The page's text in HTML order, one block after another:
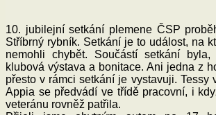
10. jubilejní setkání plemene ČSP
Stříbrný rybník. Setkání je to událost, na
nemohli chybět. Součástí setkání byla,
klubová výstava a bonitace. Ani jedna z
přesto v rámci setkání je vystavuji. Tessy
Appia se předvádí ve třídě pracovní, i
veteránu rovněž patřila.